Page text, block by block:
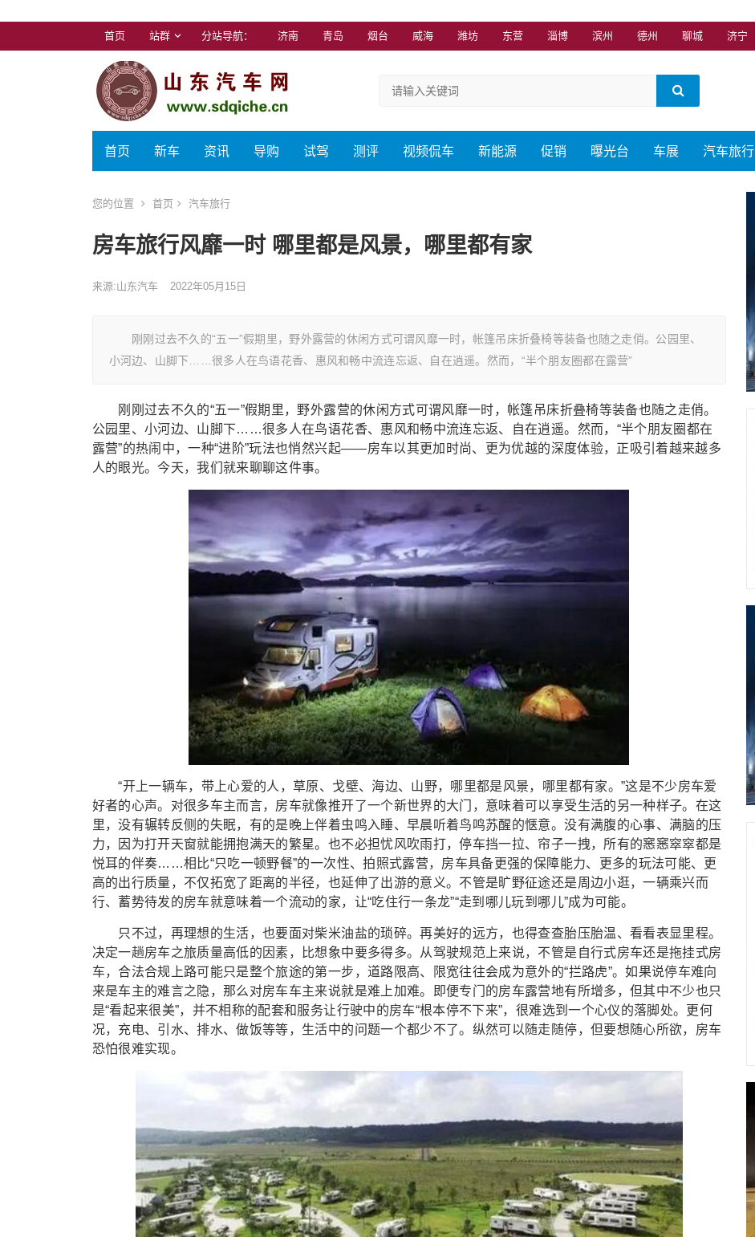
首页 站群 分站导航： 济南 青岛 烟台 威海 潍坊 东营 淄博 滨州 德州 聊城 济宁
首页 新车 资讯 导购 试驾 测评 视频侃车 新能源 促销 曝光台 车展 汽车旅行
您的位置 首页 汽车旅行
房车旅行风靡一时 哪里都是风景，哪里都有家
来源:山东汽车 2022年05月15日
刚刚过去不久的“五一”假期里，野外露营的休闲方式可谓风靡一时，帐篷吊床折叠椅等装备也随之走俏。公园里、
小河边、山脚下……很多人在鸟语花香、惠风和畅中流连忘返、自在逍遥。然而，“半个朋友圈都在露营”
刚刚过去不久的“五一”假期里，野外露营的休闲方式可谓风靡一时，帐篷吊床折叠椅等装备也随之走俏。
公园里、小河边、山脚下……很多人在鸟语花香、惠风和畅中流连忘返、自在逍遥。然而，“半个朋友圈都在
露营”的热闹中，一种“进阶”玩法也悄然兴起——房车以其更加时尚、更为优越的深度体验，正吸引着越来越多
人的眼光。今天，我们就来聊聊这件事。
“开上一辆车，带上心爱的人，草原、戈壁、海边、山野，哪里都是风景，哪里都有家。”这是不少房车爱
好者的心声。对很多车主而言，房车就像推开了一个新世界的大门，意味着可以享受生活的另一种样子。在这
里，没有辗转反侧的失眠，有的是晚上伴着虫鸣入睡、早晨听着鸟鸣苏醒的惬意。没有满腹的心事、满脑的压
力，因为打开天窗就能拥抱满天的繁星。也不必担忧风吹雨打，停车挡一拉、帘子一拽，所有的窸窸窣窣都是
悦耳的伴奏……相比“只吃一顿野餐”的一次性、拍照式露营，房车具备更强的保障能力、更多的玩法可能、更
高的出行质量，不仅拓宽了距离的半径，也延伸了出游的意义。不管是旷野征途还是周边小逛，一辆乘兴而
行、蓄势待发的房车就意味着一个流动的家，让“吃住行一条龙”“走到哪儿玩到哪儿”成为可能。
只不过，再理想的生活，也要面对柴米油盐的琐碎。再美好的远方，也得查查胎压胎温、看看表显里程。
决定一趟房车之旅质量高低的因素，比想象中要多得多。从驾驶规范上来说，不管是自行式房车还是拖挂式房
车，合法合规上路可能只是整个旅途的第一步，道路限高、限宽往往会成为意外的“拦路虎”。如果说停车难向
来是车主的难言之隐，那么对房车车主来说就是难上加难。即便专门的房车露营地有所增多，但其中不少也只
是“看起来很美”，并不相称的配套和服务让行驶中的房车“根本停不下来”，很难选到一个心仪的落脚处。更何
况，充电、引水、排水、做饭等等，生活中的问题一个都少不了。纵然可以随走随停，但要想随心所欲，房车
恐怕很难实现。